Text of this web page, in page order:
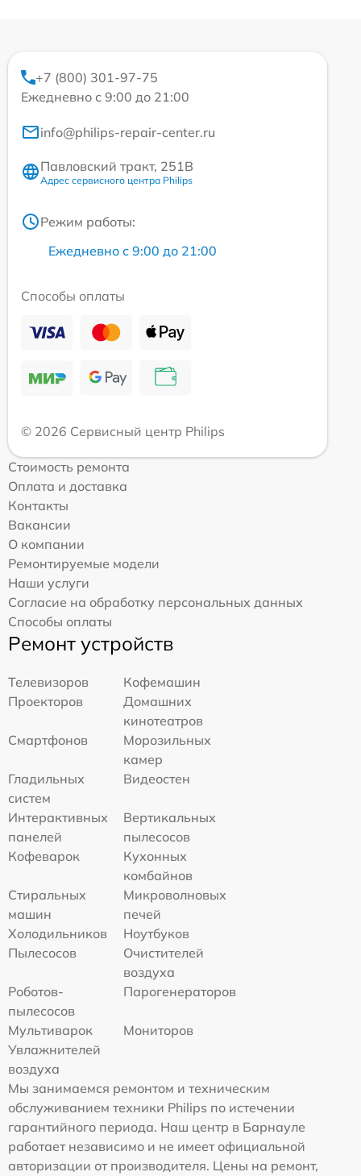
+7 (800) 301-97-75
Ежедневно с 9:00 до 21:00
info@philips-repair-center.ru
Павловский тракт, 251В
Адрес сервисного центра Philips
Режим работы:
Ежедневно с 9:00 до 21:00
Способы оплаты
© 2026 Сервисный центр Philips
Стоимость ремонта
Оплата и доставка
Контакты
Вакансии
О компании
Ремонтируемые модели
Наши услуги
Согласие на обработку персональных данных
Способы оплаты
Ремонт устройств
Телевизоров
Кофемашин
Проекторов
Домашних
кинотеатров
Смартфонов
Морозильных
камер
Гладильных
систем
Видеостен
Интерактивных
панелей
Вертикальных
пылесосов
Кофеварок
Кухонных
комбайнов
Стиральных
машин
Микроволновых
печей
Холодильников
Ноутбуков
Пылесосов
Очистителей
воздуха
Роботов-
пылесосов
Парогенераторов
Мультиварок
Мониторов
Увлажнителей
воздуха
Мы занимаемся ремонтом и техническим
обслуживанием техники Philips по истечении
гарантийного периода. Наш центр в Барнауле
работает независимо и не имеет официальной
авторизации от производителя. Цены на ремонт,